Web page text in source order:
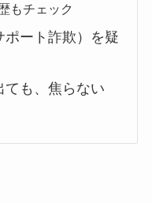
もチェック
ート詐欺）を疑
ても、焦らない